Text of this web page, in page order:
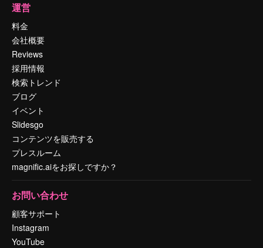
運営
料金
会社概要
Reviews
採用情報
検索トレンド
ブログ
イベント
Slidesgo
コンテンツを販売する
プレスルーム
magnific.aiをお探しですか？
お問い合わせ
顧客サポート
Instagram
YouTube